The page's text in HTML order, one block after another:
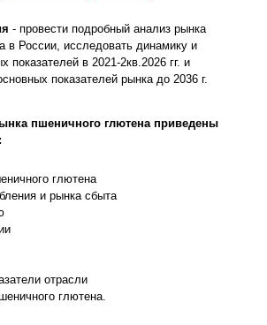
- провести подробный анализ рынка
в России, исследовать динамику и
показателей в 2021-2кв.2026 гг. и
показателей рынка до 2036 г.
пшеничного глютена приведены
глютена
и рынка сбыта
отрасли
глютена.